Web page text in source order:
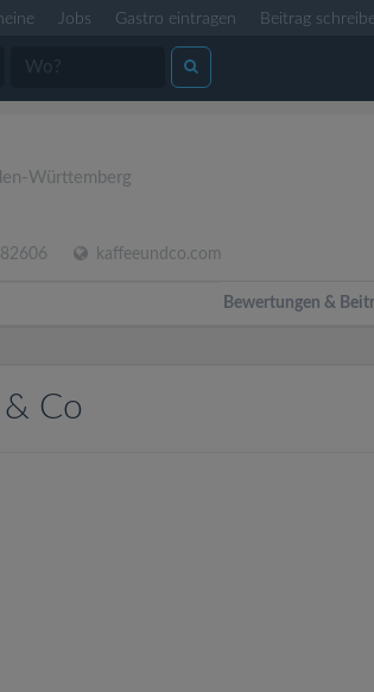
Jobs Gastro eintragen Beitrag
Württemberg
kaffeeundco.com
Bewertungen &
Co